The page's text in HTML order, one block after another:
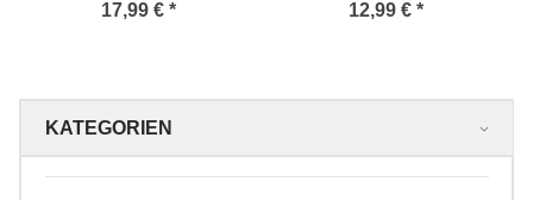
17,99 € * 12,99 € *
KATEGORIEN